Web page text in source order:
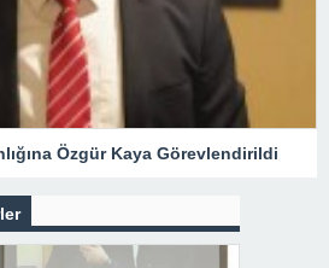
Özgür Kaya Görevlendirildi